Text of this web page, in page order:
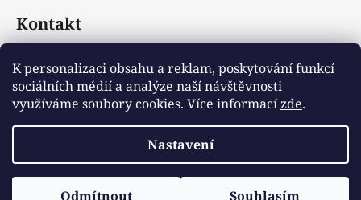
K personalizaci obsahu a reklam, poskytování funkcí
sociálních médií a analýze naší návštěvnosti
využíváme soubory cookies. Více informacízde.
Nastavení
Odmítnout Souhlasím
Kontakt
info@emotys.cz
+421903231812
Vytvořil Shoptet